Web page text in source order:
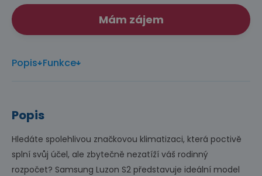
Popis Funkce
Popis
Hledáte spolehlivou značkovou klimatizaci, která poctivě
splní svůj účel, ale zbytečně nezatíží váš rodinný
rozpočet? Samsung Luzon S2 představuje ideální model
Mám zájem